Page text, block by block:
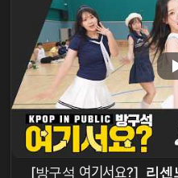
[방구석 여기서요?] 리센